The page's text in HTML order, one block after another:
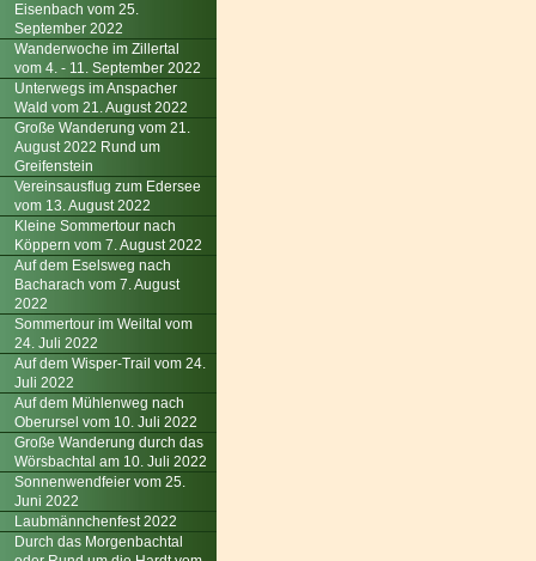
Eisenbach vom 25.
September 2022
Wanderwoche im Zillertal
vom 4. - 11. September 2022
Unterwegs im Anspacher
Wald vom 21. August 2022
Große Wanderung vom 21.
August 2022 Rund um
Greifenstein
Vereinsausflug zum Edersee
vom 13. August 2022
Kleine Sommertour nach
Köppern vom 7. August 2022
Auf dem Eselsweg nach
Bacharach vom 7. August
2022
Sommertour im Weiltal vom
24. Juli 2022
Auf dem Wisper-Trail vom 24.
Juli 2022
Auf dem Mühlenweg nach
Oberursel vom 10. Juli 2022
Große Wanderung durch das
Wörsbachtal am 10. Juli 2022
Sonnenwendfeier vom 25.
Juni 2022
Laubmännchenfest 2022
Durch das Morgenbachtal